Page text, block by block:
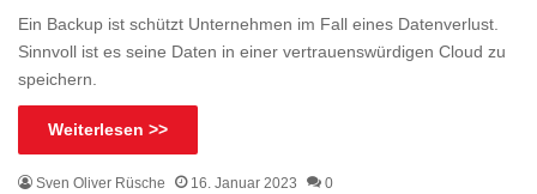
Ein Backup ist schützt Unternehmen im Fall eines Datenverlust.
Sinnvoll ist es seine Daten in einer vertrauenswürdigen Cloud zu
speichern.
Weiterlesen >>
Sven Oliver Rüsche 16. Januar 2023 0